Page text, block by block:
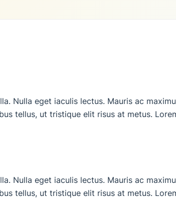
Nulla eget iaculis lectus. Mauris ac
tellus, ut tristique elit risus at metus.
Nulla eget iaculis lectus. Mauris ac
tellus, ut tristique elit risus at metus.